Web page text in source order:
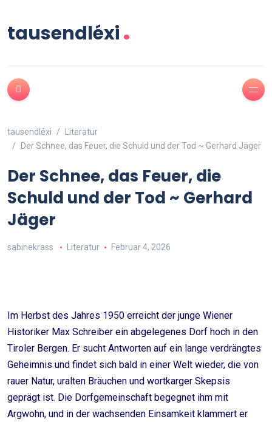
tausendléxi.
tausendléxi
Literatur
Der Schnee, das Feuer, die Schuld und der Tod ~ Gerhard Jäger
Der Schnee, das Feuer, die
Schuld und der Tod ~ Gerhard
Jäger
sabinekrass Literatur Februar 4, 2026
Im Herbst des Jahres 1950 erreicht der junge Wiener
Historiker Max Schreiber ein abgelegenes Dorf hoch in den
Tiroler Bergen. Er sucht Antworten auf ein lange verdrängtes
Geheimnis und findet sich bald in einer Welt wieder, die von
rauer Natur, uralten Bräuchen und wortkarger Skepsis
geprägt ist. Die Dorfgemeinschaft begegnet ihm mit
Argwohn, und in der wachsenden Einsamkeit klammert er